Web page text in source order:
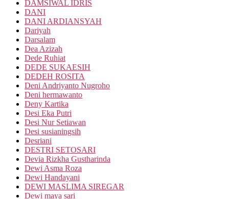
DAMSIWAL IDRIS
DANI
DANI ARDIANSYAH
Dariyah
Darsalam
Dea Azizah
Dede Ruhiat
DEDE SUKAESIH
DEDEH ROSITA
Deni Andriyanto Nugroho
Deni hermawanto
Deny Kartika
Desi Eka Putri
Desi Nur Setiawan
Desi susianingsih
Desriani
DESTRI SETOSARI
Devia Rizkha Gustharinda
Dewi Asma Roza
Dewi Handayani
DEWI MASLIMA SIREGAR
Dewi maya sari